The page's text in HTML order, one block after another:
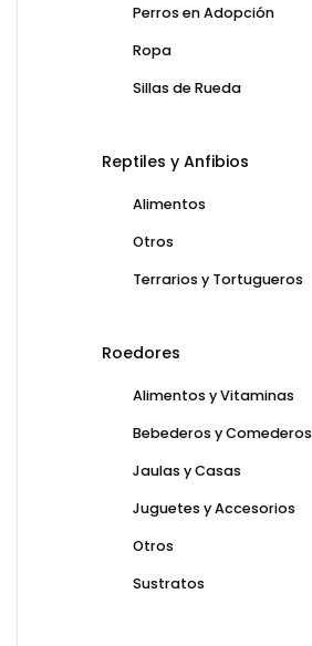
Perros en Adopción
Ropa
Sillas de Rueda
Reptiles y Anfibios
Alimentos
Otros
Terrarios y Tortugueros
Roedores
Alimentos y Vitaminas
Bebederos y Comederos
Jaulas y Casas
Juguetes y Accesorios
Otros
Sustratos